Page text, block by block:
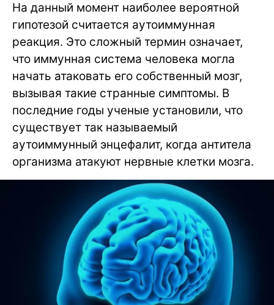
На данный момент наиболее вероятной
гипотезой считается аутоиммунная
реакция. Это сложный термин означает,
что иммунная система человека могла
начать атаковать его собственный мозг,
вызывая такие странные симптомы. В
последние годы ученые установили, что
существует так называемый
аутоиммунный энцефалит, когда антитела
организма атакуют нервные клетки мозга.